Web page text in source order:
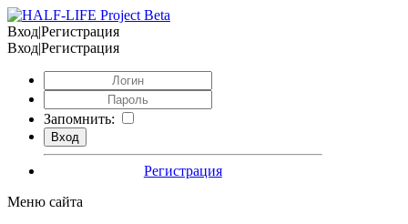
Вход|Регистрация
Вход|Регистрация
Запомнить:
Регистрация
Меню сайта